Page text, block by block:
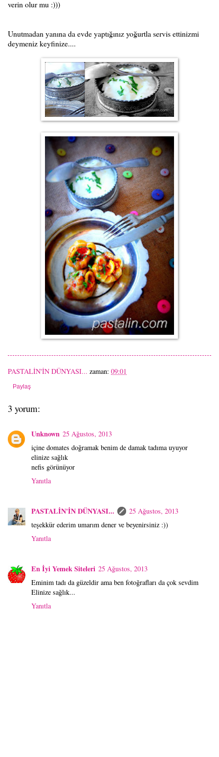
verin olur mu :)))
Unutmadan yanına da evde yaptığınız yoğurtla servis ettinizmi
deymeniz keyfinize....
PASTALİN'İN DÜNYASI... zaman: 09:01
Paylaş
3 yorum:
Unknown 25 Ağustos, 2013
içine domates doğramak benim de damak tadıma uyuyor
elinize sağlık
nefis görünüyor
Yanıtla
PASTALİN'İN DÜNYASI...
25 Ağustos, 2013
teşekkür ederim umarım dener ve beyenirsiniz :))
Yanıtla
En İyi Yemek Siteleri 25 Ağustos, 2013
Eminim tadı da güzeldir ama ben fotoğrafları da çok sevdim
Elinize sağlık...
Yanıtla